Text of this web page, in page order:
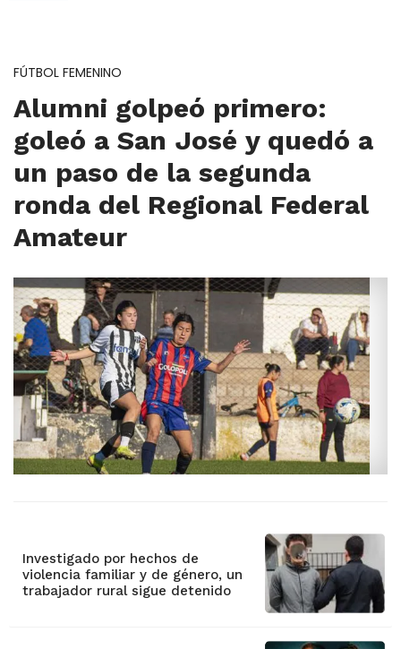
FÚTBOL FEMENINO
Alumni golpeó primero:
goleó a San José y quedó a
un paso de la segunda
ronda del Regional Federal
Amateur
Investigado por hechos de
violencia familiar y de género, un
trabajador rural sigue detenido